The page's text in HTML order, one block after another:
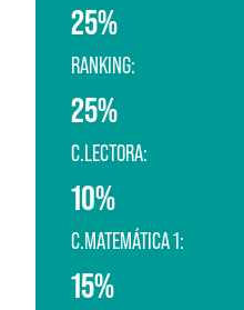
25%
RANKING:
25%
C.LECTORA:
10%
C.MATEMÁTICA 1:
15%